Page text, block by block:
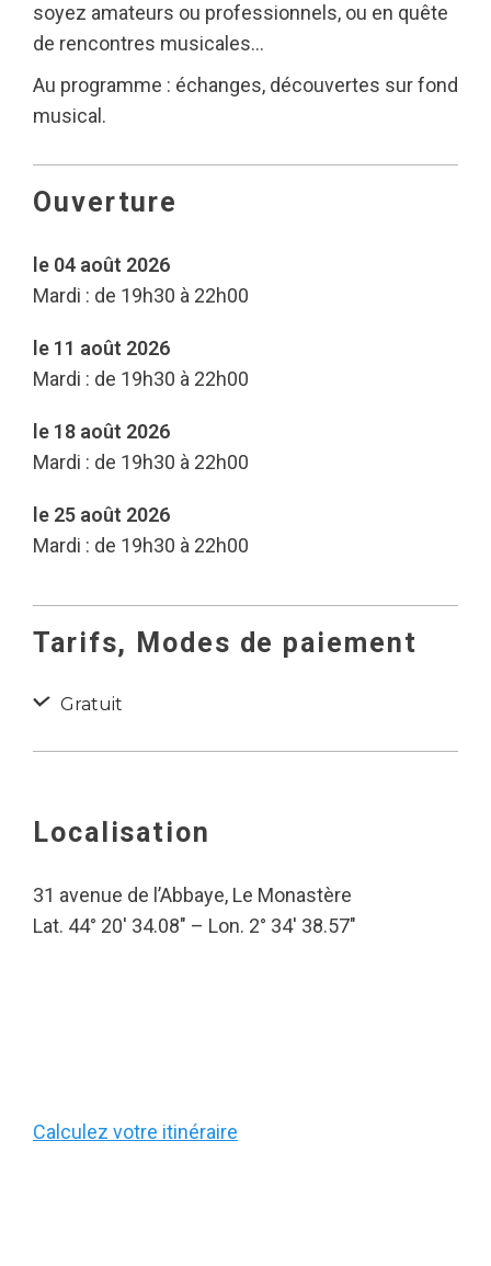
soyez amateurs ou professionnels, ou en quête
de rencontres musicales…
Au programme : échanges, découvertes sur fond
musical.
Ouverture
le 04 août 2026
Mardi : de 19h30 à 22h00
le 11 août 2026
Mardi : de 19h30 à 22h00
le 18 août 2026
Mardi : de 19h30 à 22h00
le 25 août 2026
Mardi : de 19h30 à 22h00
Tarifs, Modes de paiement
Gratuit
Localisation
31 avenue de l’Abbaye, Le Monastère
Lat. 44° 20′ 34.08″ – Lon. 2° 34′ 38.57″
Calculez votre itinéraire